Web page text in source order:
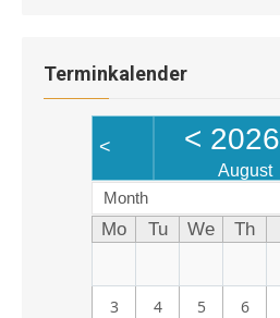
Terminkalender
< < 2026
August
Month
Mo Tu We Th
3 4 5 6